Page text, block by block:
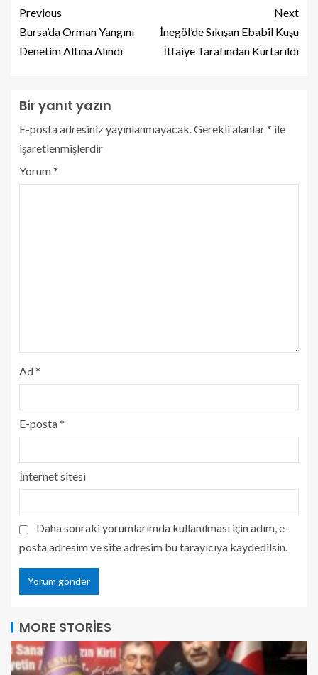
Previous
Bursa’da Orman Yangını
Denetim Altına Alındı
Next
İnegöl’de Sıkışan Ebabil Kuşu
İtfaiye Tarafından Kurtarıldı
Bir yanıt yazın
E-posta adresiniz yayınlanmayacak.Gerekli alanlar* ile
işaretlenmişlerdir
Yorum*
Ad*
E-posta*
İnternet sitesi
Daha sonraki yorumlarımda kullanılması için adım, e-
posta adresim ve site adresim bu tarayıcıya kaydedilsin.
MORE STORIES